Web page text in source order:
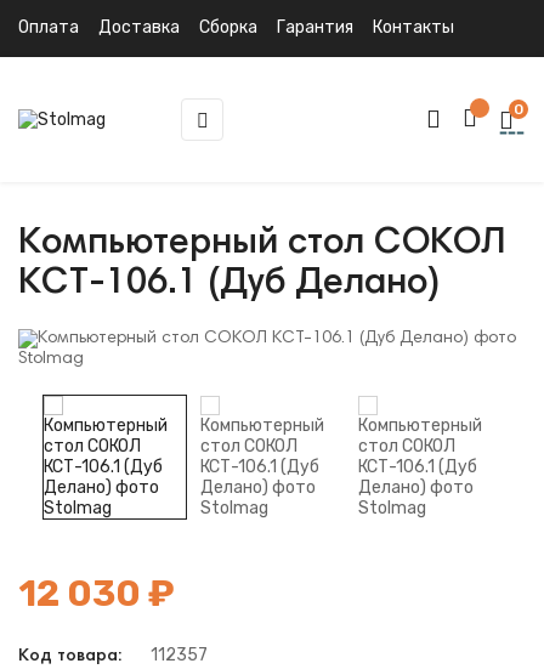
Оплата Доставка Сборка Гарантия Контакты
Toggle
navigation
☰ 0
Компьютерный стол СОКОЛ
КСТ-106.1 (Дуб Делано)
12 030 ₽
Код товара: 112357